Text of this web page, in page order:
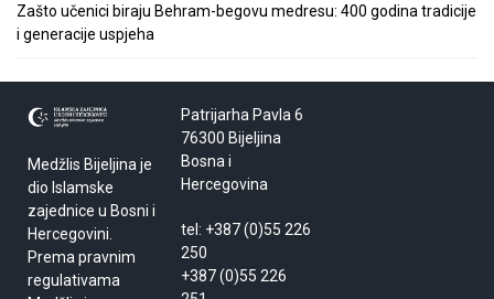
Zašto učenici biraju Behram-begovu medresu: 400 godina tradicije
i generacije uspjeha
Medžlis Bijeljina je
dio Islamske
zajednice u Bosni i
Hercegovini.
Prema pravnim
regulativama
Patrijarha Pavla 6
76300 Bijeljina
Bosna i
Hercegovina
tel: +387 (0)55 226
250
+387 (0)55 226